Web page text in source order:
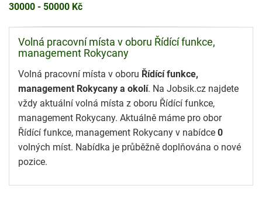
30000 - 50000 Kč
Volná pracovní místa v oboru Řídící funkce,
management Rokycany
Volná pracovní místa v oboru Řídící funkce,
management Rokycany a okolí. Na Jobsik.cz najdete
vždy aktuální volná místa z oboru Řídící funkce,
management Rokycany. Aktuálně máme pro obor
Řídící funkce, management Rokycany v nabídce 0
volných míst. Nabídka je průběžně doplňována o nové
pozice.